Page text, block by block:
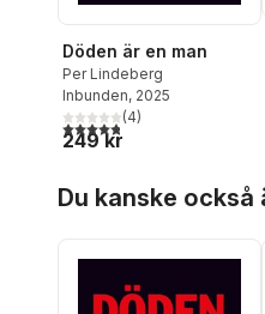
Döden är en man
Per Lindeberg
Inbunden, 2025
4,8utav 5 stjärnor. Totalt
(4)
249 kr
Du kanske